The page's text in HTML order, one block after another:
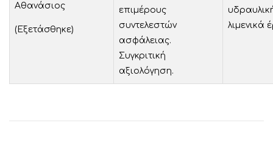
Αθανάσιος
(Εξετάσθηκε)
επιμέρους
συντελεστών
ασφάλειας.
Συγκριτική
αξιολόγηση.
λιμενικά